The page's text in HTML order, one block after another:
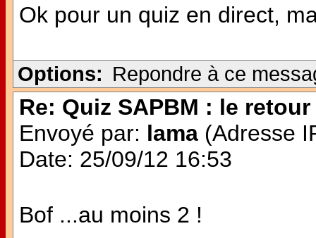
Ok pour un quiz en direct,
Options: Repondre à ce
Re: Quiz SAPBM : le retour
Envoyé par: lama (Adresse
Date: 25/09/12 16:53
Bof ...au moins 2 !